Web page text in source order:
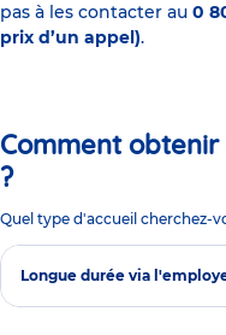
pas à les contacter au 0
prix d’un appel).
Comment
?
Quel type d'accueil cherchez-
Longue durée via